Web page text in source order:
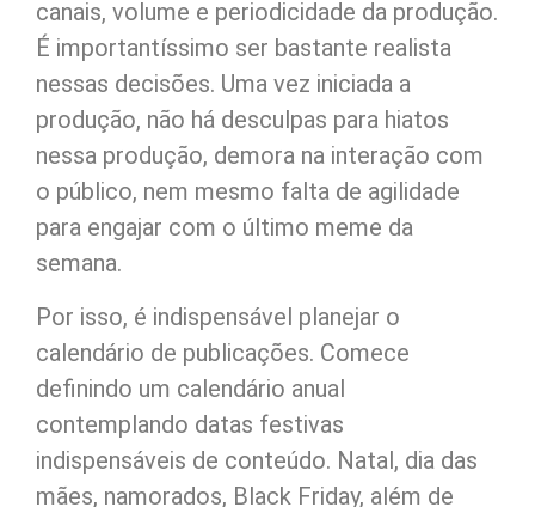
canais, volume e periodicidade da produção.
É importantíssimo ser bastante realista
nessas decisões. Uma vez iniciada a
produção, não há desculpas para hiatos
nessa produção, demora na interação com
o público, nem mesmo falta de agilidade
para engajar com o último meme da
semana.
Por isso, é indispensável planejar o
calendário de publicações. Comece
definindo um calendário anual
contemplando datas festivas
indispensáveis de conteúdo. Natal, dia das
mães, namorados, Black Friday, além de